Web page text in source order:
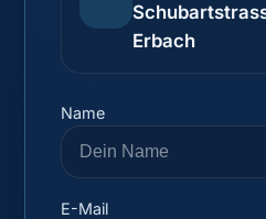
Erbach
Name
E-Mail